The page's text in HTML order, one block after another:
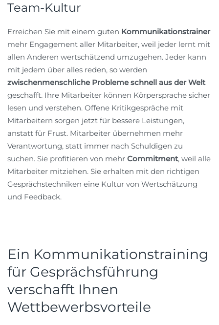
Team-Kultur
Erreichen Sie mit einem guten Kommunikationstrainer
mehr Engagement aller Mitarbeiter, weil jeder lernt mit
allen Anderen wertschätzend umzugehen. Jeder kann
mit jedem über alles reden, so werden
zwischenmenschliche Probleme schnell aus der Welt
geschafft. Ihre Mitarbeiter können Körpersprache sicher
lesen und verstehen. Offene Kritikgespräche mit
Mitarbeitern sorgen jetzt für bessere Leistungen,
anstatt für Frust. Mitarbeiter übernehmen mehr
Verantwortung, statt immer nach Schuldigen zu
suchen. Sie profitieren von mehr Commitment, weil alle
Mitarbeiter mitziehen. Sie erhalten mit den richtigen
Gesprächstechniken eine Kultur von Wertschätzung
und Feedback.
Ein Kommunikationstraining
für Gesprächsführung
verschafft Ihnen
Wettbewerbsvorteile